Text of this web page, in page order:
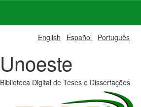
English Español Português
Unoeste
Biblioteca Digital de Teses e Dissertações